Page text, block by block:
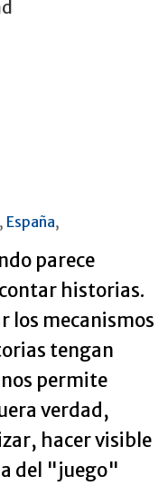
, España,
parece
historias.
los mecanismos
tengan
nos permite
verdad,
hacer visible
del "juego"